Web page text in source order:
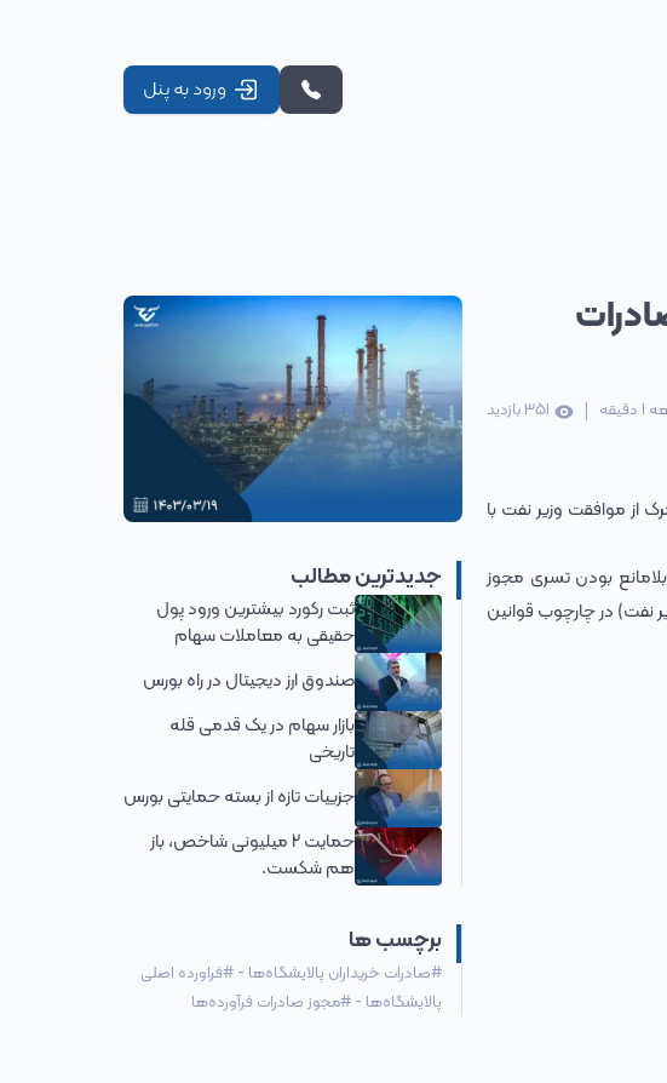
ورود به پنل
1 دقیقه |
351بازدید
از موافقت وزیر نفت با
مبنی بر بلامانع بودن تسری مجوز
نفت) در چارچوب قوانین
جدیدترین مطالب
ثبت رکورد بیشترین ورود پول
حقیقی به معاملات سهام
صندوق ارز دیجیتال در راه بورس
بازار سهام در یک قدمی قله
تاریخی
جزییات تازه از بسته حمایتی بورس
حمایت 2 میلیونی شاخص، باز
هم شکست.
برچسب ها
#صادرات خریداران پالایشگاه‌ها -
#فراورده اصلی
پالایشگاه‌ها -
#مجوز صادرات فرآورده‌ها